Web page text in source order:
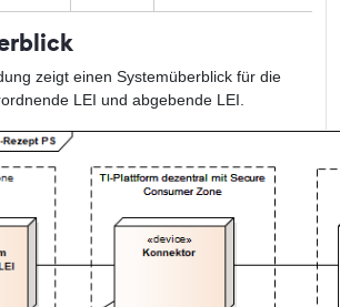
zeigt einen Systemüberblick für die
LEI und abgebende LEI.